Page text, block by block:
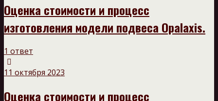
Оценка стоимости и процесс
изготовления модели подвеса Opalaxis.
1 ответ
11 октября 2023
Оценка стоимости и процесс